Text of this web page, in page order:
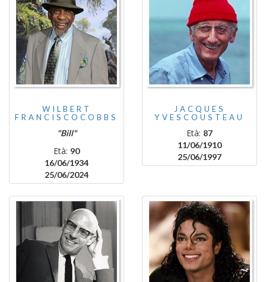
WILBERT
FRANCISCOCOBBS
"Bill"
Età: 90
16/06/1934
25/06/2024
JACQUES
YVESCOUSTEAU
Età: 87
11/06/1910
25/06/1997